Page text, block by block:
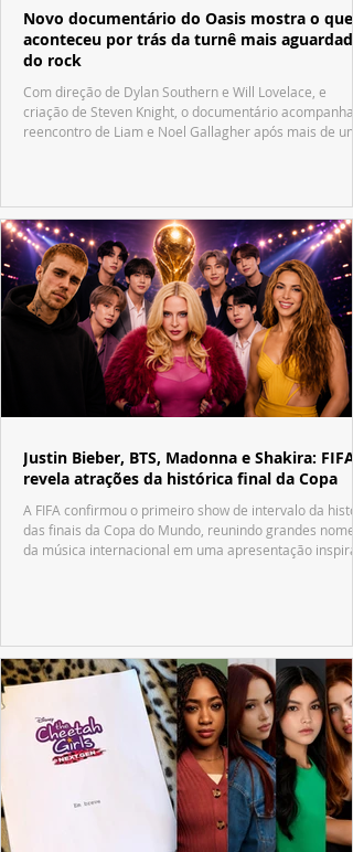
Novo documentário do Oasis mostra o que
aconteceu por trás da turnê mais aguardada
do rock
Com direção de Dylan Southern e Will Lovelace, e
criação de Steven Knight, o documentário acompanha
reencontro de Liam e Noel Gallagher após mais de
Justin Bieber, BTS, Madonna e Shakira: FIFA
revela atrações da histórica final da Copa
A FIFA confirmou o primeiro show de intervalo da
das finais da Copa do Mundo, reunindo grandes nomes
da música internacional em uma apresentação